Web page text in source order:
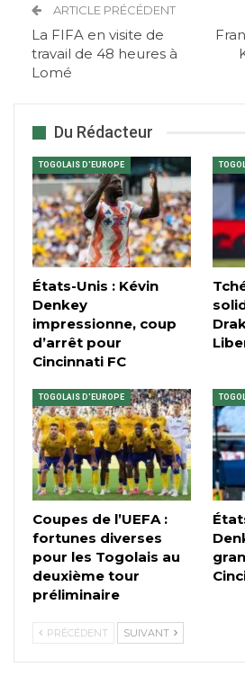
ARTICLE PRÉCÉDENT
La FIFA en visite de
travail de 48 heures à
Lomé
Du Rédacteur
TOGOLAIS D'EUROPE
États-Unis : Kévin
Denkey
impressionne, coup
d’arrêt pour
Cincinnati FC
TOGOLAIS D'EUROPE
Coupes de l’UEFA :
fortunes diverses
pour les Togolais au
deuxième tour
préliminaire
PRÉCÉDENT SUIVANT